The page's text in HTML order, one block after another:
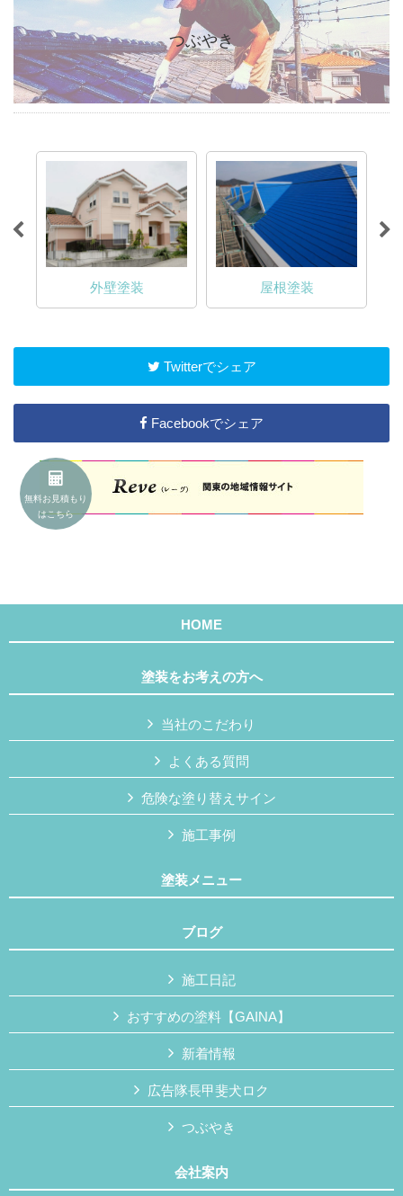
つぶやき
外壁塗装 屋根塗装
Twitterでシェア
Facebookでシェア
HOME
塗装をお考えの方へ
当社のこだわり
よくある質問
危険な塗り替えサイン
施工事例
塗装メニュー
ブログ
施工日記
おすすめの塗料【GAINA】
新着情報
広告隊長甲斐犬ロク
つぶやき
会社案内
無料お見積もり
はこちら